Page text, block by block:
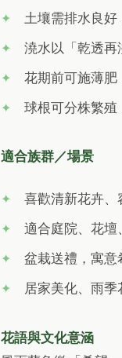
土壤需排水良好
澆水以「乾透再
花期前可施薄肥
球根可分株繁殖
適合族群／場景
喜歡清新花卉、
適合庭院、花壇
盆栽送禮，寓意
居家美化、雨
花語與文化意涵